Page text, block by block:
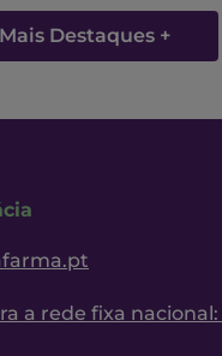
Destaques +
a rede fixa nacional: